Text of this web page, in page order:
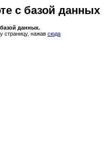
с базой данных
данных.
страницу, нажав сюда